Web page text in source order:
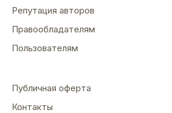
Репутация авторов
Правообладателям
Пользователям
Публичная оферта
Контакты